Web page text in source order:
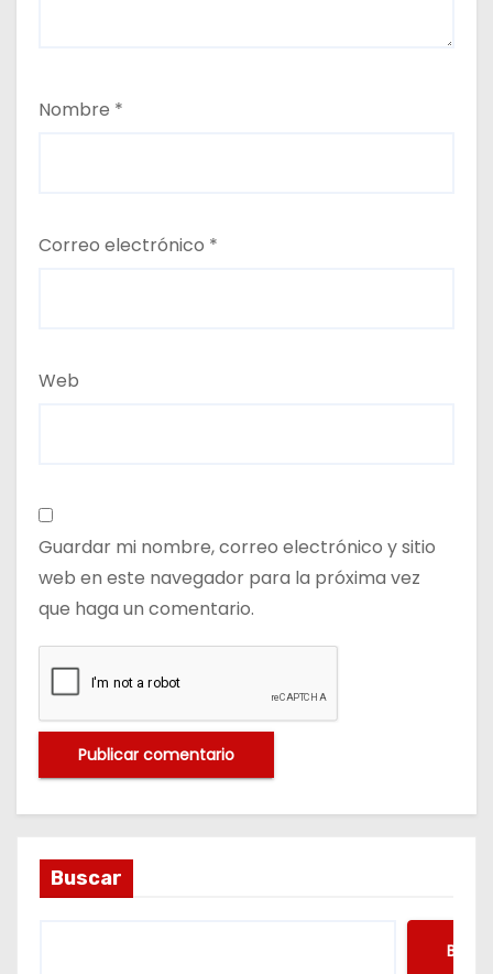
Nombre *
Correo electrónico *
Web
Guardar mi nombre, correo electrónico y sitio
web en este navegador para la próxima vez
que haga un comentario.
Buscar